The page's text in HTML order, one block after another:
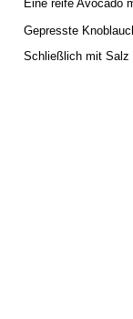
Eine reife Avocado
Gepresste
Schließlich mit Salz